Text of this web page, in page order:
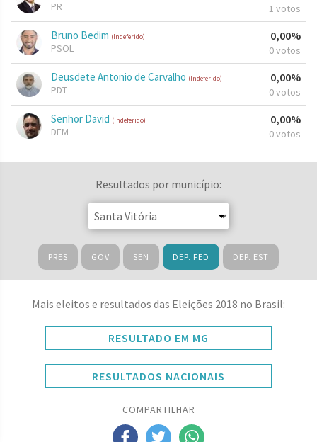
PR 1 votos
Bruno Bedim (Indeferido)
PSOL
0,00%
0 votos
Deusdete Antonio de Carvalho (Indeferido)
PDT
0,00%
0 votos
Senhor David (Indeferido)
DEM
0,00%
0 votos
Resultados por município:
PRES GOV SEN DEP. FED DEP. EST
Mais eleitos e resultados das Eleições 2018 no Brasil:
RESULTADO EM MG
RESULTADOS NACIONAIS
COMPARTILHAR